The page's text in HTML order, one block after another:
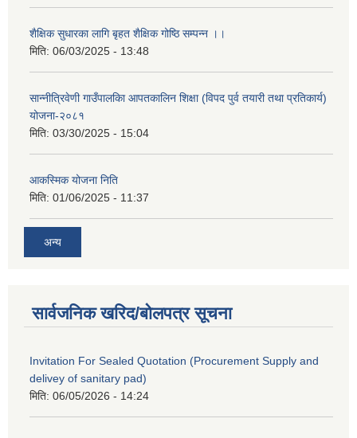
शैक्षिक सुधारका लागि बृहत शैक्षिक गोष्ठि सम्पन्न ।।
मिति: 06/03/2025 - 13:48
सान्नीत्रिवेणी गाउँपालकिा आपतकालिन शिक्षा (विपद पुर्व तयारी तथा प्रतिकार्य)
योजना-२०८१
मिति: 03/30/2025 - 15:04
आकस्मिक योजना निति
मिति: 01/06/2025 - 11:37
अन्य
सार्वजनिक खरिद/बोलपत्र सूचना
Invitation For Sealed Quotation (Procurement Supply and
delivey of sanitary pad)
मिति: 06/05/2026 - 14:24